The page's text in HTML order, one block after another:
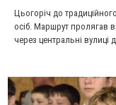
Цьогоріч до
осіб. Маршрут пролягав
через центральні вулиці